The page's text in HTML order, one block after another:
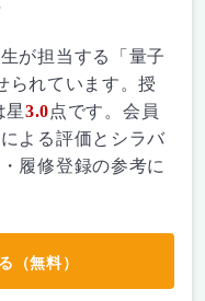
が担当する「量子
られています。授
星3.0点です。会員
よる評価とシラバ
履修登録の参考に
（無料）